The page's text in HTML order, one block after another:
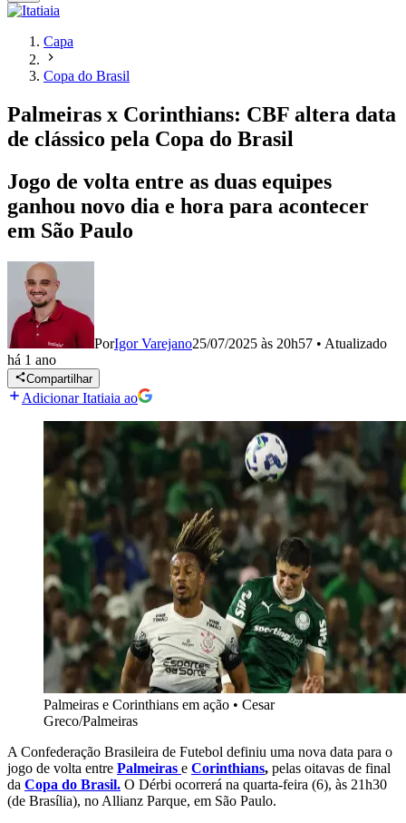
Capa
Copa do Brasil
Palmeiras x Corinthians: CBF altera data
de clássico pela Copa do Brasil
Jogo de volta entre as duas equipes
ganhou novo dia e hora para acontecer
em São Paulo
PorIgor Varejano25/07/2025 às 20h57 • Atualizado
há 1 ano
Compartilhar
Adicionar Itatiaia ao
Palmeiras e Corinthians em ação • Cesar
Greco/Palmeiras
A Confederação Brasileira de Futebol definiu uma nova data para o
jogo de volta entre Palmeiras e Corinthians, pelas oitavas de final
da Copa do Brasil. O Dérbi ocorrerá na quarta-feira (6), às 21h30
(de Brasília), no Allianz Parque, em São Paulo.